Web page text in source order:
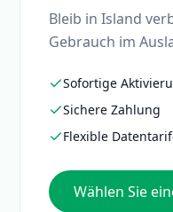
Bleib in Island
Gebrauch im
Sofortige
Sichere Zahlung
Flexible
Wählen Sie